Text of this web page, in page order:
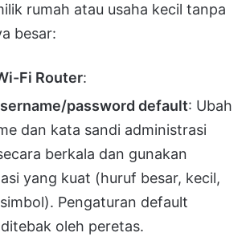
rumah atau usaha kecil tanpa
besar:
Fi Router:
password default: Ubah
dan kata sandi administrasi
berkala dan gunakan
yang kuat (huruf besar, kecil,
Pengaturan default
oleh peretas.